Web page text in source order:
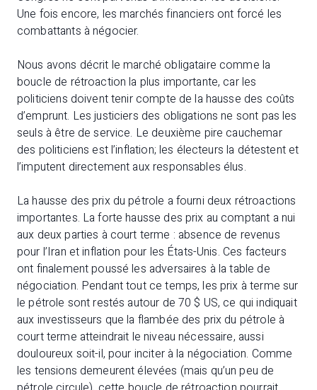
Une fois encore, les marchés financiers ont forcé les
combattants à négocier.
Nous avons décrit le marché obligataire comme la
boucle de rétroaction la plus importante, car les
politiciens doivent tenir compte de la hausse des coûts
d’emprunt. Les justiciers des obligations ne sont pas les
seuls à être de service. Le deuxième pire cauchemar
des politiciens est l’inflation; les électeurs la détestent et
l’imputent directement aux responsables élus.
La hausse des prix du pétrole a fourni deux rétroactions
importantes. La forte hausse des prix au comptant a nui
aux deux parties à court terme : absence de revenus
pour l’Iran et inflation pour les États-Unis. Ces facteurs
ont finalement poussé les adversaires à la table de
négociation. Pendant tout ce temps, les prix à terme sur
le pétrole sont restés autour de 70 $ US, ce qui indiquait
aux investisseurs que la flambée des prix du pétrole à
court terme atteindrait le niveau nécessaire, aussi
douloureux soit-il, pour inciter à la négociation. Comme
les tensions demeurent élevées (mais qu’un peu de